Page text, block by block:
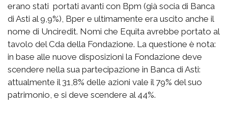
erano stati portati avanti con Bpm (già socia di Banca
di Asti al 9,9%), Bper e ultimamente era uscito anche il
nome di Unciredit. Nomi che Equita avrebbe portato al
tavolo del Cda della Fondazione. La questione è nota:
in base alle nuove disposizioni la Fondazione deve
scendere nella sua partecipazione in Banca di Asti:
attualmente il 31,8% delle azioni vale il 79% del suo
patrimonio, e si deve scendere al 44%.